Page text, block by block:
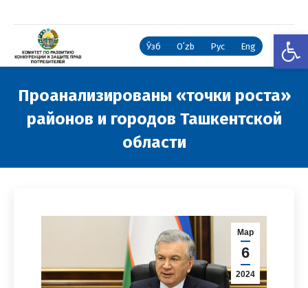
Ўзб Oʻzb Рус Eng
Проанализированы «точки роста»
районов и городов Ташкентской
области
Мар
6
2024